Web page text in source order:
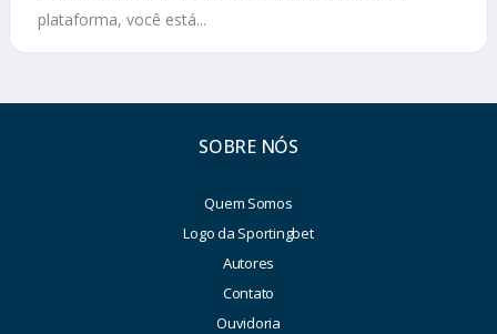
plataforma, você está...
SOBRE NÓS
Quem Somos
Logo da Sportingbet
Autores
Contato
Ouvidoria